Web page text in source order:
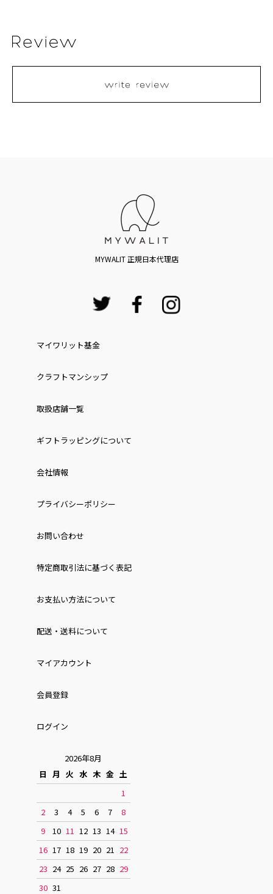
MYWALIT 正規日本代理店
マイワリット基金
クラフトマンシップ
取扱店舗一覧
ギフトラッピングについて
会社情報
プライバシーポリシー
お問い合わせ
特定商取引法に基づく表記
お⽀払い⽅法について
配送・送料について
マイアカウント
会員登録
ログイン
2026年8月
日
月 火 水 木 金 土
1
2
3 4 5 6 7
8
9
10 11 12 13 14 15
16 17 18 19 20 21
22
23 24 25 26 27 28 29
30 31